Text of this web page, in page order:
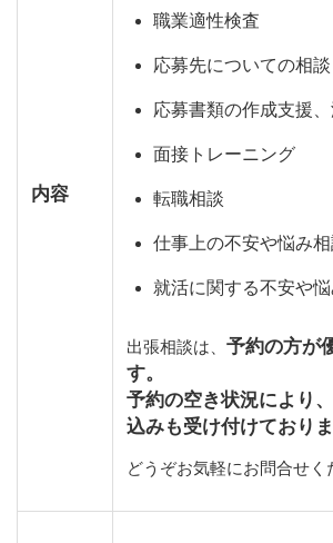
内容
職業適性検査
応募先についての相談
応募書類の作成支援、
面接トレーニング
転職相談
仕事上の不安や悩み相
就活に関する不安や
出張相談は、 予約の方が
す。
予約の空き状況により
込みも受け付けておりま
どうぞお気軽にお問合せく